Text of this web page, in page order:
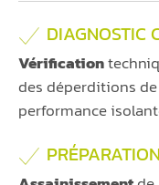
DIAGNOSTIC
Vérification
des déperditions
performance